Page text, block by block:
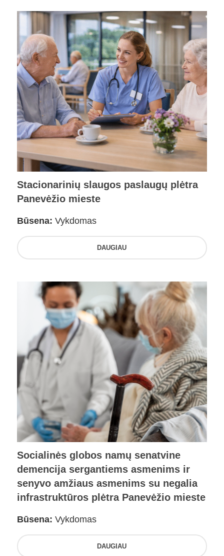
Stacionarinių slaugos paslaugų plėtra
Panevėžio mieste
Būsena: Vykdomas
DAUGIAU
Socialinės globos namų senatvine
demencija sergantiems asmenims ir
senyvo amžiaus asmenims su negalia
infrastruktūros plėtra Panevėžio mieste
Būsena: Vykdomas
DAUGIAU